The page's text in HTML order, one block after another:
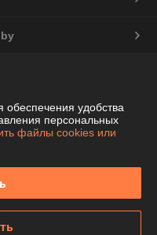
Чепелева Алла Ивановна
46-71
Минской области
удобства
персональных
файлы cookies или